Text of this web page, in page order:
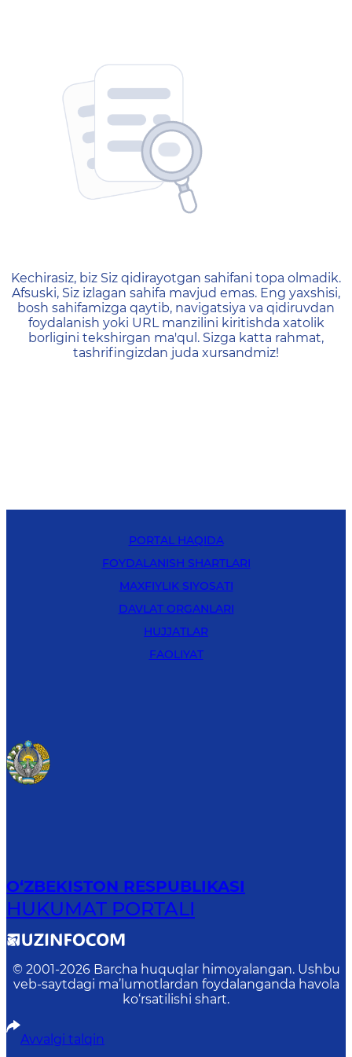
404 — Страница не
Kechirasiz, biz Siz qidirayotgan sahifani topa olmadik.
Afsuski, Siz izlagan sahifa mavjud emas. Eng yaxshisi,
bosh sahifamizga qaytib, navigatsiya va qidiruvdan
foydalanish yoki URL manzilini kiritishda xatolik
borligini tekshirgan ma'qul. Sizga katta rahmat,
tashrifingizdan juda xursandmiz!
PORTAL HAQIDA
FOYDALANISH SHARTLARI
MAXFIYLIK SIYOSATI
DAVLAT ORGANLARI
HUJJATLAR
FAOLIYAT
O‘ZBEKISTON RESPUBLIKASI
HUKUMAT PORTALI
© 2001-2026 Barcha huquqlar himoyalangan. Ushbu
veb-saytdagi ma’lumotlardan foydalanganda havola
ko‘rsatilishi shart.
Avvalgi talqin